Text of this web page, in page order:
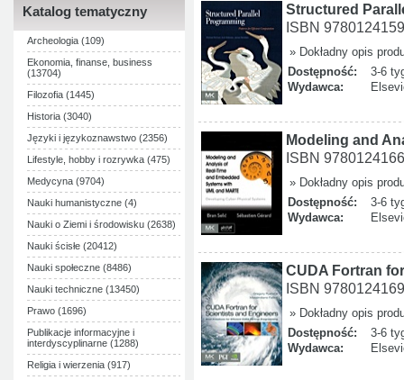
Katalog tematyczny
Archeologia (109)
Ekonomia, finanse, business
(13704)
Filozofia (1445)
Historia (3040)
Języki i językoznawstwo (2356)
Lifestyle, hobby i rozrywka (475)
Medycyna (9704)
Nauki humanistyczne (4)
Nauki o Ziemi i środowisku (2638)
Nauki ścisłe (20412)
Nauki społeczne (8486)
Nauki techniczne (13450)
Prawo (1696)
Publikacje informacyjne i
interdyscyplinarne (1288)
Religia i wierzenia (917)
Structured
ISBN
» Dokładny opis
Dostępność:
3-6
Wydawca:
Modeling and
ISBN
» Dokładny opis
Dostępność:
3-6
Wydawca:
CUDA Fortran
ISBN
» Dokładny opis
Dostępność:
3-6
Wydawca: